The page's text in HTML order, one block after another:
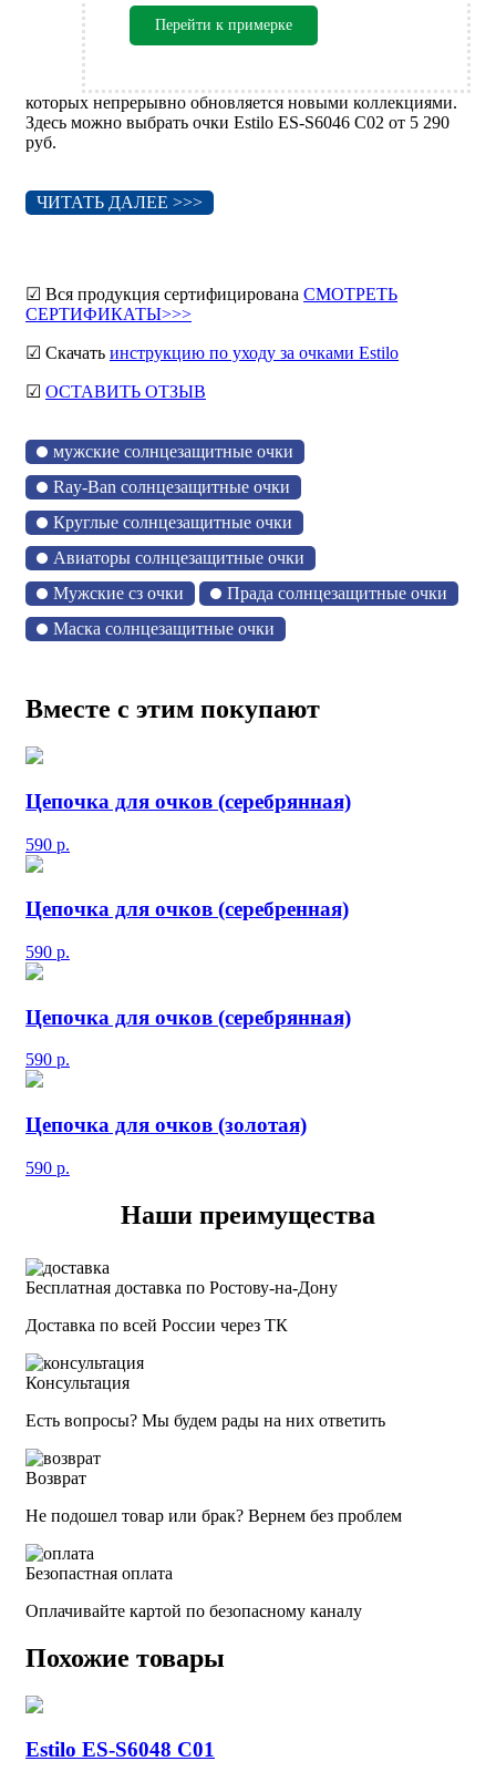
Перейти к примерке
которых непрерывно обновляется новыми коллекциями.
Здесь можно выбрать очки Estilo ES-S6046 C02 от 5 290
руб.
ЧИТАТЬ ДАЛЕЕ >>>
☑ Вся продукция сертифицирована СМОТРЕТЬ
СЕРТИФИКАТЫ>>>
☑ Скачать инструкцию по уходу за очками Estilo
☑ ОСТАВИТЬ ОТЗЫВ
мужские солнцезащитные очки
Ray-Ban солнцезащитные очки
Круглые солнцезащитные очки
Авиаторы солнцезащитные очки
Мужские сз очки
Прада солнцезащитные очки
Маска солнцезащитные очки
Вместе с этим покупают
Цепочка для очков (серебрянная)
590 р.
Цепочка для очков (серебренная)
590 р.
Цепочка для очков (серебрянная)
590 р.
Цепочка для очков (золотая)
590 р.
Наши преимущества
Бесплатная доставка по Ростову-на-Дону
Доставка по всей России через ТК
Консультация
Есть вопросы? Мы будем рады на них ответить
Возврат
Не подошел товар или брак? Вернем без проблем
Безопастная оплата
Оплачивайте картой по безопасному каналу
Похожие товары
Estilo ES-S6048 C01